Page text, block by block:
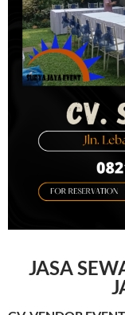
JASA